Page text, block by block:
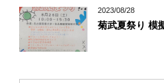
2023/08/28
菊武夏祭り 模